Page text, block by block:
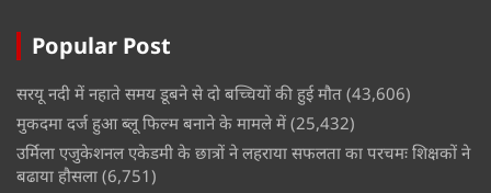
Popular Post
सरयू नदी में नहाते समय डूबने से दो बच्चियों की हुई मौत (43,606)
मुकदमा दर्ज हुआ ब्लू फिल्म बनाने के मामले में (25,432)
उर्मिला एजुकेशनल एकेडमी के छात्रों ने लहराया सफलता का परचमः शिक्षकों ने
बढाया हौसला (6,751)